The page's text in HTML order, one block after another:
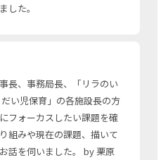
した。
長、事務局長、「リラのい
い児保育」の各施設長の方
フォーカスしたい課題を確
組みや現在の課題、描いて
話を伺いました。 by 栗原